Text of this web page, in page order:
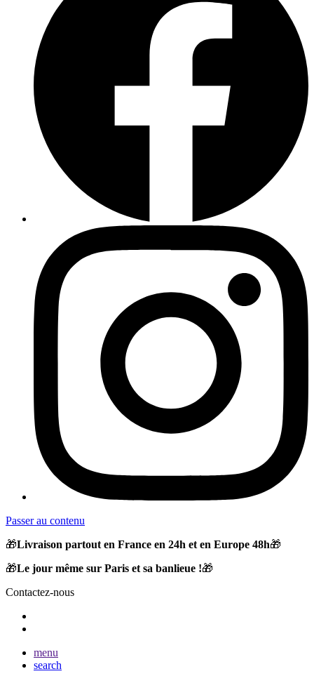
Passer au contenu
🎁Livraison partout en France en 24h et en Europe 48h🎁
🎁Le jour même sur Paris et sa banlieue !🎁
Contactez-nous
menu
search